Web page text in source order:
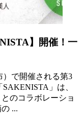
】開催！一
）で開催される第3
」は、
のコラボレーショ
...